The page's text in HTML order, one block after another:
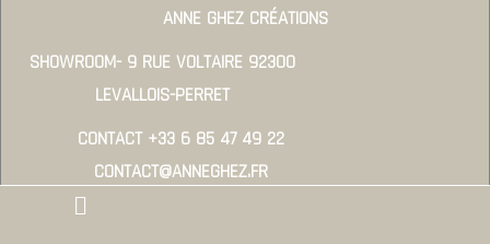
ANNE GHEZ CRÉATIONS
SHOWROOM- 9 RUE VOLTAIRE 92300
LEVALLOIS-PERRET
CONTACT +33 6 85 47 49 22
CONTACT@ANNEGHEZ.FR
Menu